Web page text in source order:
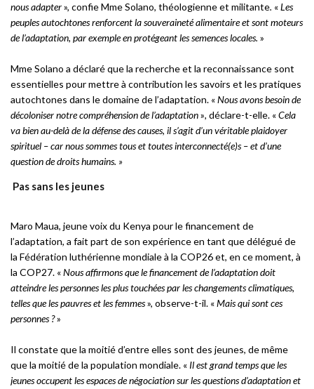
nous adapter», confie Mme Solano, théologienne et militante. «Les
peuples autochtones renforcent la souveraineté alimentaire et sont moteurs
de l’adaptation, par exemple en protégeant les semences locales. »
Mme Solano a déclaré que la recherche et la reconnaissance sont
essentielles pour mettre à contribution les savoirs et les pratiques
autochtones dans le domaine de l’adaptation. «Nous avons besoin de
décoloniser notre compréhension de l’adaptation», déclare-t-elle. «Cela
va bien au-delà de la défense des causes, il s’agit d’un véritable plaidoyer
spirituel – car nous sommes tous et toutes interconnecté(e)s – et d’une
question de droits humains. »
Pas sans les jeunes
Maro Maua, jeune voix du Kenya pour le financement de
l’adaptation, a fait part de son expérience en tant que délégué de
la Fédération luthérienne mondiale à la COP26 et, en ce moment, à
la COP27. «Nous affirmons que le financement de l’adaptation doit
atteindre les personnes les plus touchées par les changements climatiques,
telles que les pauvres et les femmes», observe-t-il. «Mais qui sont ces
personnes ?»
Il constate que la moitié d’entre elles sont des jeunes, de même
que la moitié de la population mondiale. « Il est grand temps que les
jeunes occupent les espaces de négociation sur les questions d’adaptation et